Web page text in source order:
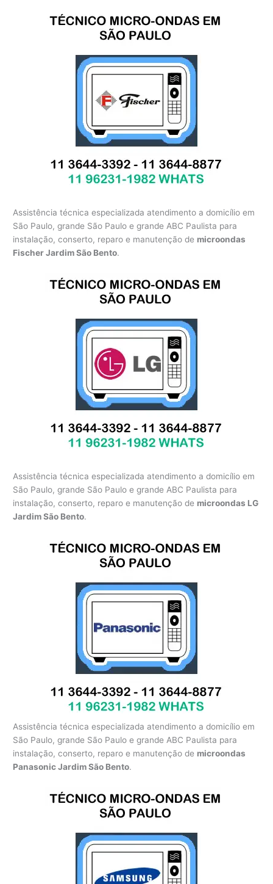
Assistência técnica especializada atendimento a domicílio em
São Paulo, grande São Paulo e grande ABC Paulista para
instalação, conserto, reparo e manutenção de microondas
Fischer Jardim São Bento.
Assistência técnica especializada atendimento a domicílio em
São Paulo, grande São Paulo e grande ABC Paulista para
instalação, conserto, reparo e manutenção de microondas LG
Jardim São Bento.
Assistência técnica especializada atendimento a domicílio em
São Paulo, grande São Paulo e grande ABC Paulista para
instalação, conserto, reparo e manutenção de microondas
Panasonic Jardim São Bento.